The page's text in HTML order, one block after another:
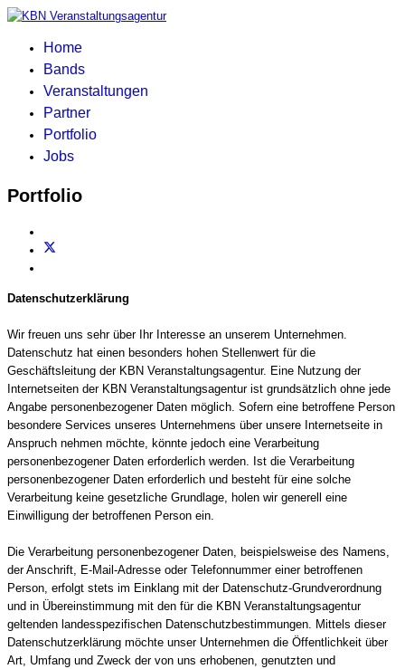
Home
Bands
Veranstaltungen
Partner
Portfolio
Jobs
Portfolio
Datenschutzerklärung
Wir freuen uns sehr über Ihr Interesse an unserem Unternehmen.
Datenschutz hat einen besonders hohen Stellenwert für die
Geschäftsleitung der KBN Veranstaltungsagentur. Eine Nutzung der
Internetseiten der KBN Veranstaltungsagentur ist grundsätzlich ohne jede
Angabe personenbezogener Daten möglich. Sofern eine betroffene Person
besondere Services unseres Unternehmens über unsere Internetseite in
Anspruch nehmen möchte, könnte jedoch eine Verarbeitung
personenbezogener Daten erforderlich werden. Ist die Verarbeitung
personenbezogener Daten erforderlich und besteht für eine solche
Verarbeitung keine gesetzliche Grundlage, holen wir generell eine
Einwilligung der betroffenen Person ein.
Die Verarbeitung personenbezogener Daten, beispielsweise des Namens,
der Anschrift, E-Mail-Adresse oder Telefonnummer einer betroffenen
Person, erfolgt stets im Einklang mit der Datenschutz-Grundverordnung
und in Übereinstimmung mit den für die KBN Veranstaltungsagentur
geltenden landesspezifischen Datenschutzbestimmungen. Mittels dieser
Datenschutzerklärung möchte unser Unternehmen die Öffentlichkeit über
Art, Umfang und Zweck der von uns erhobenen, genutzten und